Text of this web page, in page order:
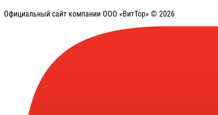
Официальный сайт компании ООО «ВитТор» © 2026